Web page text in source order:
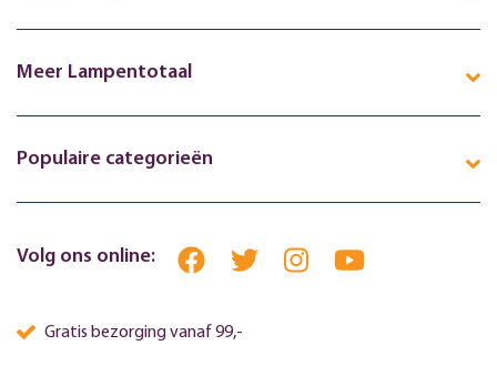
Meer Lampentotaal
Populaire categorieën
Volg ons online:
Gratis bezorging vanaf 99,-